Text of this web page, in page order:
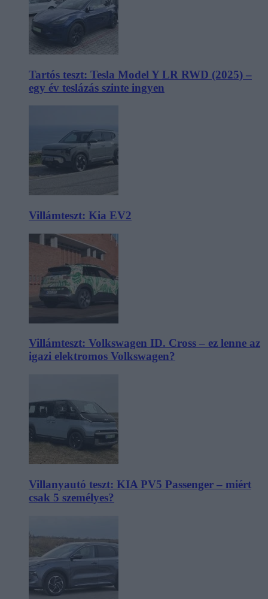
Tartós teszt: Tesla Model Y LR RWD (2025) –
egy év teslázás szinte ingyen
Villámteszt: Kia EV2
Villámteszt: Volkswagen ID. Cross – ez lenne az
igazi elektromos Volkswagen?
Villanyautó teszt: KIA PV5 Passenger – miért
csak 5 személyes?